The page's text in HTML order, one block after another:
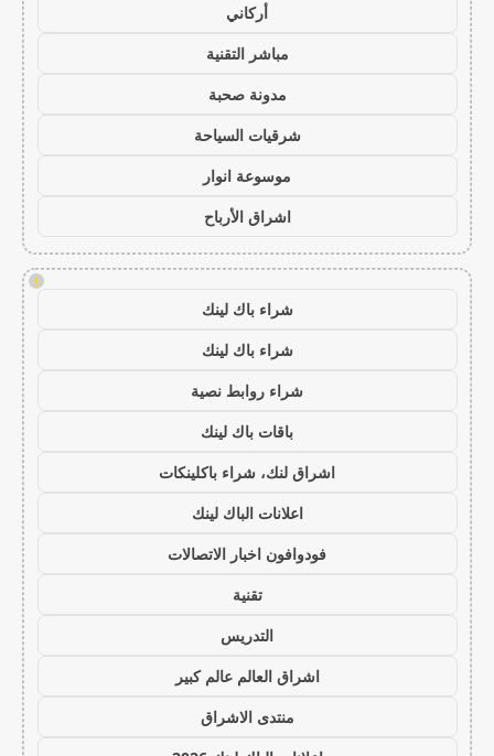
أركاني
مباشر التقنية
مدونة صحبة
شرقيات السياحة
موسوعة انوار
اشراق الأرباح
!
شراء باك لينك
شراء باك لينك
شراء روابط نصية
باقات باك لينك
اشراق لنك، شراء باكلينكات
اعلانات الباك لينك
فودوافون اخبار الاتصالات
تقنية
التدريس
اشراق العالم عالم كبير
منتدى الاشراق